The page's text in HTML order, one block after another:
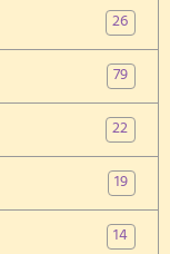
26
79
22
19
14